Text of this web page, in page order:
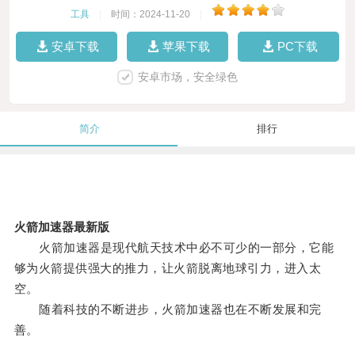
工具 时间：2024-11-20
安卓下载 苹果下载 PC下载
安卓市场，安全绿色
简介 排行
火箭加速器最新版
火箭加速器是现代航天技术中必不可少的一部分，它能
够为火箭提供强大的推力，让火箭脱离地球引力，进入太
空。
随着科技的不断进步，火箭加速器也在不断发展和完
善。